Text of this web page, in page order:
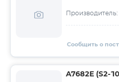
Производитель:
Сообщить о
A7682E (S2-